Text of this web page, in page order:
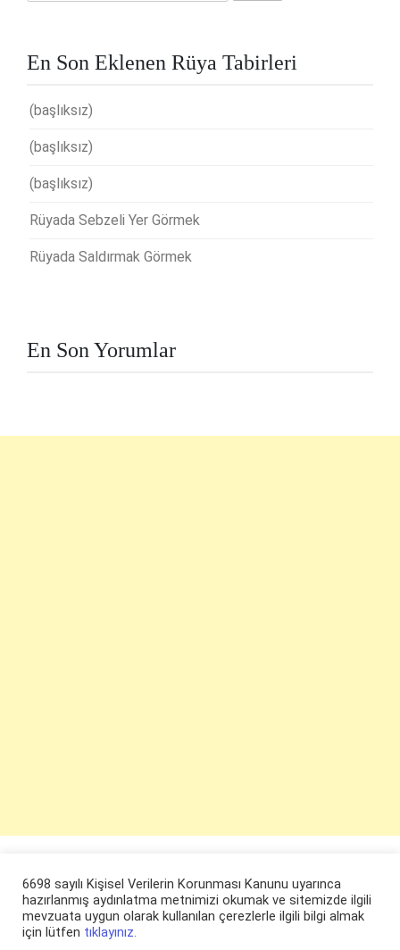
En Son Eklenen Rüya Tabirleri
(başlıksız)
(başlıksız)
(başlıksız)
Rüyada Sebzeli Yer Görmek
Rüyada Saldırmak Görmek
En Son Yorumlar
6698 sayılı Kişisel Verilerin Korunması Kanunu uyarınca
hazırlanmış aydınlatma metnimizi okumak ve sitemizde ilgili
mevzuata uygun olarak kullanılan çerezlerle ilgili bilgi almak
için lütfen tıklayınız.